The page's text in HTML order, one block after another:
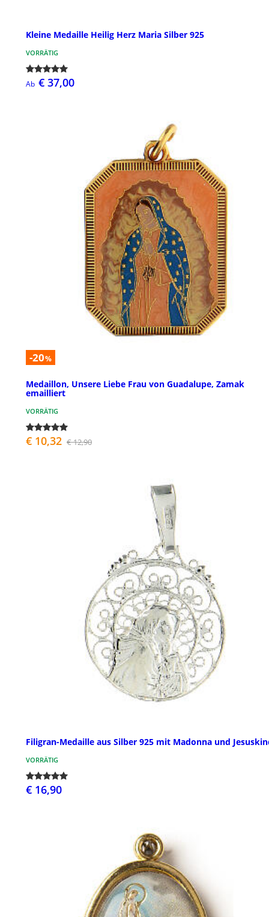
Kleine Medaille Heilig Herz Maria Silber 925
VORRÄTIG
Ab € 37,00
-20%
Medaillon, Unsere Liebe Frau von Guadalupe, Zamak
emailliert
VORRÄTIG
€ 10,32 € 12,90
Filigran-Medaille aus Silber 925 mit Madonna und
VORRÄTIG
€ 16,90